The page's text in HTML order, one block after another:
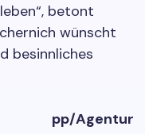
betont
wünscht
besinnliches
pp/Agentur